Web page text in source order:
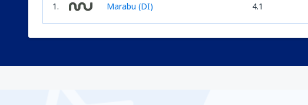
1. Marabu (DI) 4.1